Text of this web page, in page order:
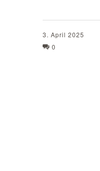
3. April 2025
0